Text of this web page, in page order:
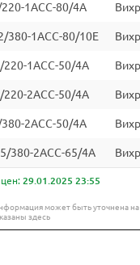
1ACC-80/4A
380-1ACC-80/10E
220-1ACC-50/4A
220-2ACC-50/4A
2ACC-50/4A
380-2ACC-65/4A
29.01.2025 23:55
может быть уточнена
здесь